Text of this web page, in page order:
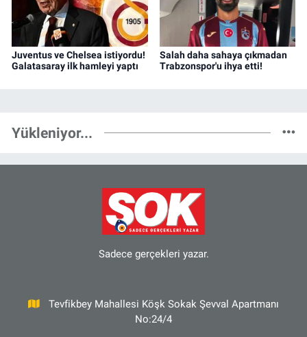
Juventus ve Chelsea istiyordu!
Galatasaray ilk hamleyi yaptı
Salah daha sahaya çıkmadan
Trabzonspor'u ihya etti!
Yükleniyor...
Sadece gerçekleri yazar.
Tevfikbey Mahallesi Köşk Sokak Şevval Apartmanı
No:24/4